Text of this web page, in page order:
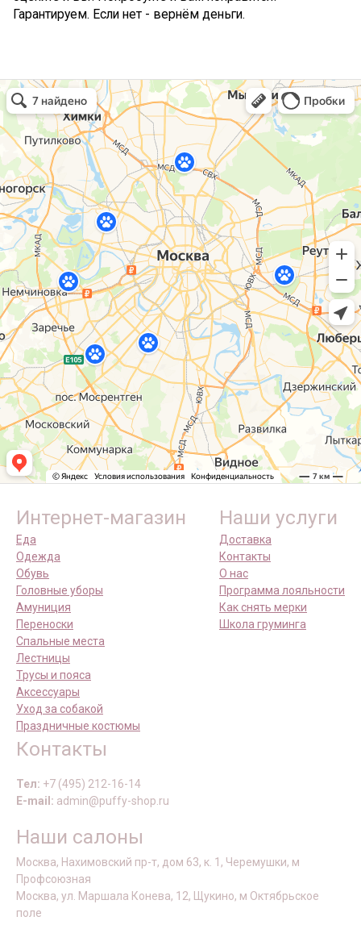
Гарантируем. Если нет - вернём деньги.
Интернет-магазин
Еда
Одежда
Обувь
Головные уборы
Амуниция
Переноски
Спальные места
Лестницы
Трусы и пояса
Аксессуары
Уход за собакой
Праздничные костюмы
Наши услуги
Доставка
Контакты
О нас
Программа лояльности
Как снять мерки
Школа груминга
Контакты
Тел: +7 (495) 212-16-14
E-mail: admin@puffy-shop.ru
Наши салоны
Москва, Нахимовский пр-т, дом 63, к. 1, Черемушки, м
Профсоюзная
Москва, ул. Маршала Конева, 12, Щукино, м Октябрьское
поле